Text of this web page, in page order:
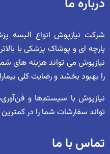
درباره ما
شرکت نیازپوش انواع البسه
پارچه ای و پوشاک پزشکی با
نیازپوش می تواند هزینه های
را بهبود بخشد و رضایت کلی
نیازپوش با سیستم‌ها و
تواند سفارشات شما را در
تماس با ما